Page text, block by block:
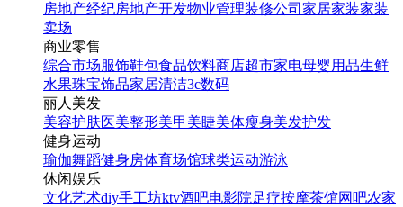
房地产经纪房地产开发物业管理装修公司 家居家装家装
卖场
商业零售
综合市场服饰鞋包食品饮料商店超市家电母婴用品生鲜
水果珠宝饰品家居清洁3c数码
丽人美发
美容护肤医美整形美甲美睫美体瘦身美发护发
健身运动
瑜伽舞蹈健身房体育场馆球类运动游泳
休闲娱乐
文化艺术diy手工坊ktv酒吧电影院足疗按摩茶馆网吧农家